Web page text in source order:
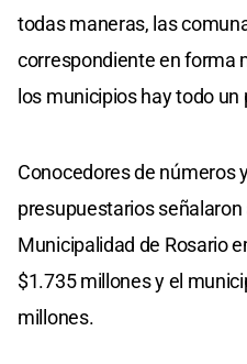
todas maneras, las
correspondiente en forma
los municipios hay todo
Conocedores de números
presupuestarios señalaron
Municipalidad de Rosario
$1.735 millones y el
millones.